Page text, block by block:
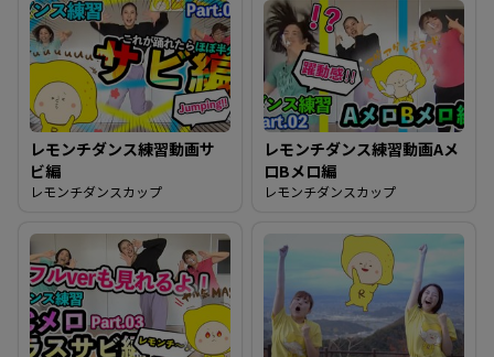
レモンチダンス練習動画サ
ビ編
レモンチダンスカップ
レモンチダンス練習動画Aメ
ロBメロ編
レモンチダンスカップ